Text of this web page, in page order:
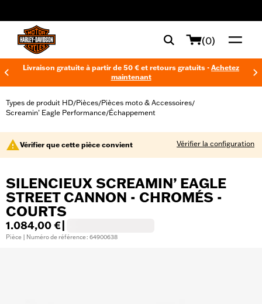
(0)
Livraison gratuite à partir de 50 € et retours gratuits - Achetez
maintenant
Types de produit HD/Pièces/Pièces moto & Accessoires/
Screamin’ Eagle Performance/Échappement
Vérifier que cette pièce convient Vérifier la configuration
SILENCIEUX SCREAMIN’ EAGLE
STREET CANNON - CHROMÉS -
COURTS
1.084,00 €
Pièce | Numéro de référence : 64900638